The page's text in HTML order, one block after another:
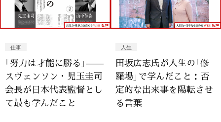
仕事
「努力は才能に勝る」——
スヴェンソン・児玉圭司
会長が日本代表監督とし
て最も学んだこと
人生
田坂広志氏が人生の「修
羅場」で学んだこと：否
定的な出来事を陽転させ
る言葉